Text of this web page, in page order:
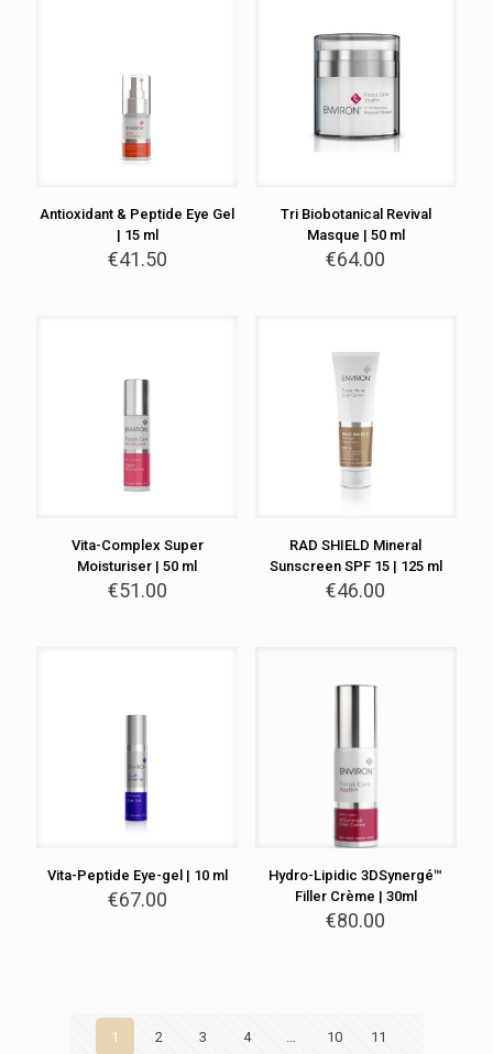
Antioxidant & Peptide Eye Gel
| 15 ml
€41.50
Tri Biobotanical Revival
Masque | 50 ml
€64.00
Vita-Complex Super
Moisturiser | 50 ml
€51.00
RAD SHIELD Mineral
Sunscreen SPF 15 | 125 ml
€46.00
Vita-Peptide Eye-gel | 10 ml
€67.00
Hydro-Lipidic 3DSynergé™
Filler Crème | 30ml
€80.00
1 2 3 4 … 10 11